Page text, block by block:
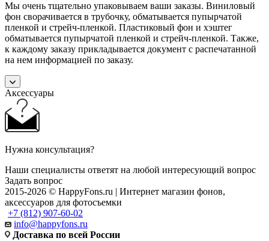
Мы очень тщательно упаковываем ваши заказы. Виниловый
фон сворачивается в трубочку, обматывается пупырчатой
пленкой и стрейч-пленкой. Пластиковый фон и хэштег
обматывается пупырчатой пленкой и стрейч-пленкой. Также,
к каждому заказу прикладывается документ с распечатанной
на нем информацией по заказу.
Аксессуары
Нужна консультация?
Наши специалисты ответят на любой интересующий вопрос
Задать вопрос
2015-2026 © HappyFons.ru | Интернет магазин фонов,
аксессуаров для фотосъемки
+7 (812) 907-60-02
info@happyfons.ru
Доставка по всей России